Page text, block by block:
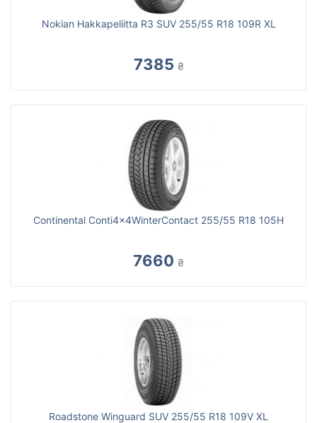
Nokian Hakkapeliitta R3 SUV 255/55 R18 109R XL
7385 ₴
Continental Conti4x4WinterContact 255/55 R18 105H
7660 ₴
Roadstone Winguard SUV 255/55 R18 109V XL